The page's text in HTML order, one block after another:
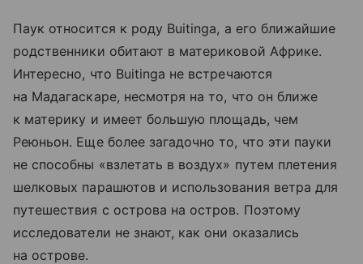
Паук относится к роду Buitinga, а его ближайшие
родственники обитают в материковой Африке.
Интересно, что Buitinga не встречаются
на Мадагаскаре, несмотря на то, что он ближе
к материку и имеет большую площадь, чем
Реюньон. Еще более загадочно то, что эти пауки
не способны «взлетать в воздух» путем плетения
шелковых парашютов и использования ветра для
путешествия с острова на остров. Поэтому
исследователи не знают, как они оказались
на острове.